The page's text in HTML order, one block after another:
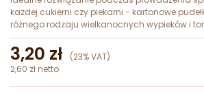
każdej cukierni czy piekarni - kartonowe
różnego rodzaju wielkanocnych wypieków i
3,20 zł (23% VAT)
2,60 zł netto